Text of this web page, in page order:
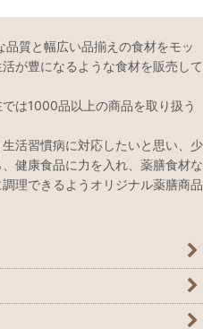
込む
質と幅広い品揃えの食材をモッ
が豊になるような食材を販売して
は1000品以上の商品を取り扱う
活習慣病に対応したいと思い、少
健康食品に力を入れ、薬膳食材な
理できるようオリジナル薬膳商品